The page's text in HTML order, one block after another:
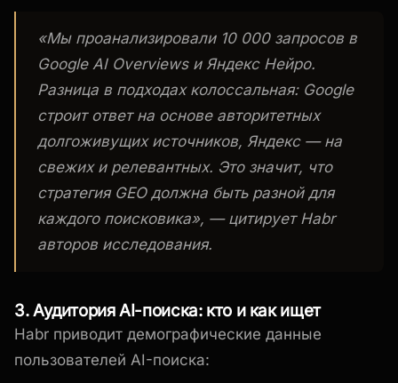
«Мы проанализировали 10 000 запросов в
Google AI Overviews и Яндекс Нейро.
Разница в подходах колоссальная: Google
строит ответ на основе авторитетных
долгоживущих источников, Яндекс — на
свежих и релевантных. Это значит, что
стратегия GEO должна быть разной для
каждого поисковика», — цитирует Habr
авторов исследования.
3. Аудитория AI-поиска: кто и как ищет
Habr приводит демографические данные
пользователей AI-поиска: